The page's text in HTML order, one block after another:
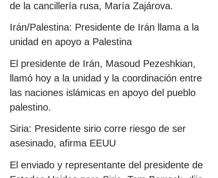
de la cancillería rusa, María Zajárova.
Irán/Palestina: Presidente de Irán llama a la
unidad en apoyo a Palestina
El presidente de Irán, Masoud Pezeshkian,
llamó hoy a la unidad y la coordinación entre
las naciones islámicas en apoyo del pueblo
palestino.
Siria: Presidente sirio corre riesgo de ser
asesinado, afirma EEUU
El enviado y representante del presidente de